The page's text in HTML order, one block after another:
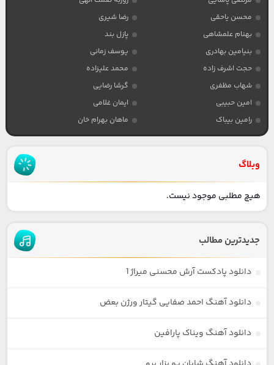
محسن یاحقی
رضا شیری
بهنام علمشاهی
پازل بند
بنیامین بهادری
یوسف زمانی
حجت اشرف زاده
محمد علیزاده
شهاب مظفری
گرشا رضایی
امین حبیبی
ایمان غلامی
رامین بیباک
ماهان بهرام خان
وبلاگ
هیچ مطلبی موجود نیست.
جدیدترین مطالب
دانلود پادکست آرش محسنی میراژ 1
دانلود آهنگ احمد صفایی گیتار ورژن بعض
دانلود آهنگ ویناک پارافین